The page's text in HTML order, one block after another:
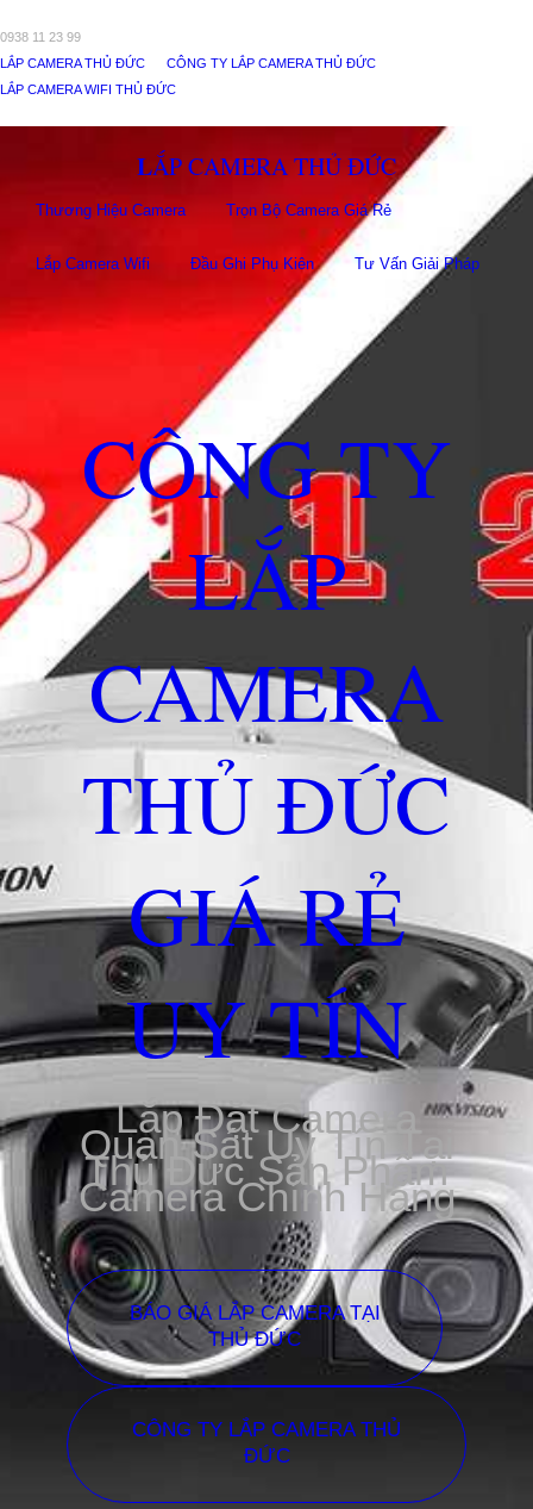
0938 11 23 99
LẮP CAMERA THỦ ĐỨC
CÔNG TY LẮP CAMERA THỦ ĐỨC
LẮP CAMERA WIFI THỦ ĐỨC
LẮP CAMERA THỦ ĐỨC
Thương Hiệu Camera Trọn Bộ Camera Giá Rẻ
Lắp Camera Wifi Đầu Ghi Phụ Kiên Tư Vấn Giải Pháp
CÔNG TY
LẮP
CAMERA
THỦ ĐỨC
GIÁ RẺ
UY TÍN
Lắp Đặt Camera
Quan Sát Uy Tín Tại
Thủ Đức Sản Phẩm
Camera Chính Hãng
BÁO GIÁ LẮP CAMERA TẠI
THỦ ĐỨC
CÔNG TY LẮP CAMERA THỦ
ĐỨC